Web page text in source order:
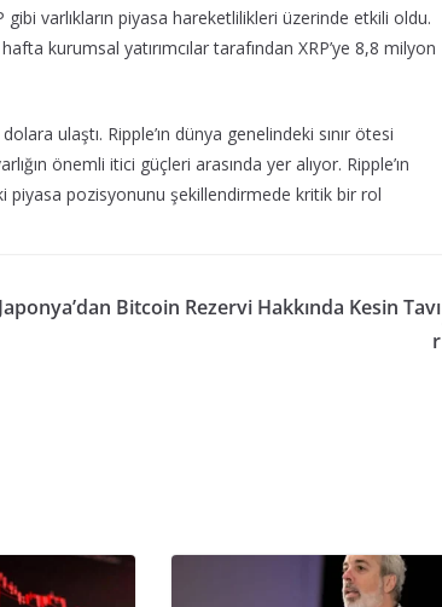
varlıkların piyasa hareketlilikleri üzerinde etkili oldu.
kurumsal yatırımcılar tarafından XRP’ye 8,8 milyon
ulaştı. Ripple’ın dünya genelindeki sınır ötesi
önemli itici güçleri arasında yer alıyor. Ripple’ın
piyasa pozisyonunu şekillendirmede kritik bir rol
Japonya’dan Bitcoin Rezervi Hakkında Kesin Tavı
r